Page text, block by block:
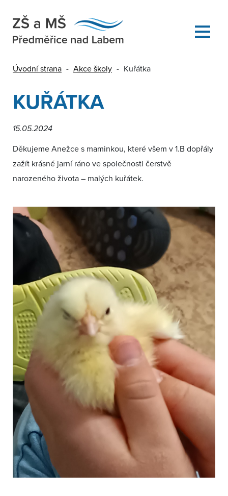
Úvodní strana - Akce školy - Kuřátka
KUŘÁTKA
15.05.2024
Děkujeme Anežce s maminkou, které všem v 1.B dopřály
zažít krásné jarní ráno ve společnosti čerstvě
narozeného života – malých kuřátek.